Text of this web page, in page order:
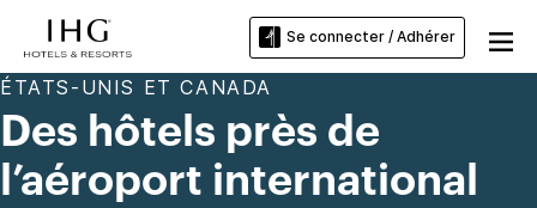
Se connecter / Adhérer
ÉTATS-UNIS ET CANADA
Des hôtels près de
l’aéroport international